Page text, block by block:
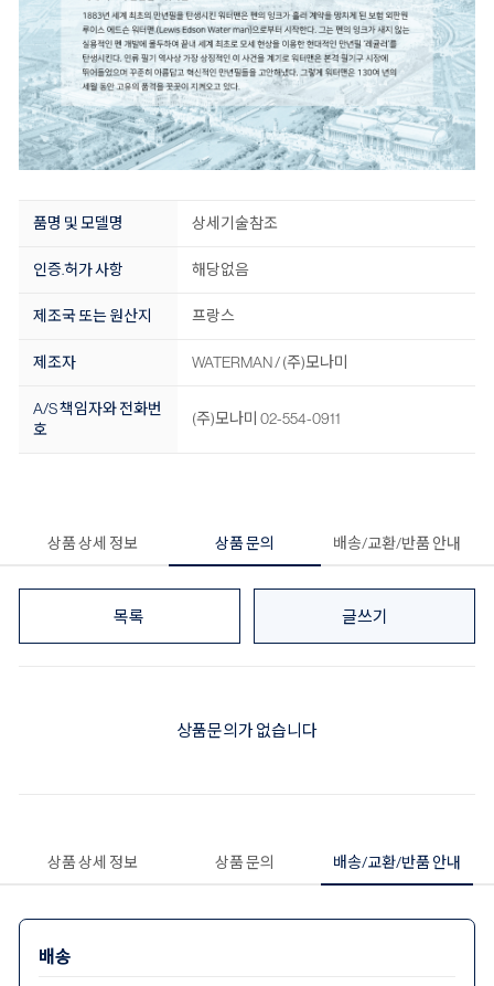
품명 및 모델명 상세기술참조
인증.허가 사항 해당없음
제조국 또는 원산지 프랑스
제조자 WATERMAN / (주)모나미
A/S 책임자와 전화번
호
(주)모나미 02-554-0911
상품 상세 정보 상품 문의 배송/교환/반품 안내
목록 글쓰기
상품문의가 없습니다
상품 상세 정보 상품 문의 배송/교환/반품 안내
배송